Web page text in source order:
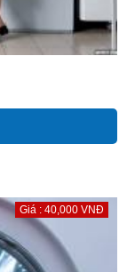
Giá : 40,000 VNĐ